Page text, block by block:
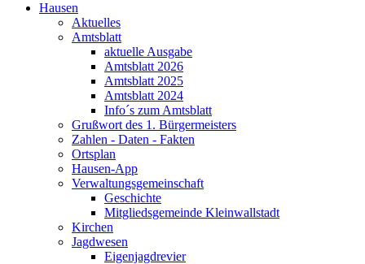
Hausen
Aktuelles
Amtsblatt
aktuelle Ausgabe
Amtsblatt 2026
Amtsblatt 2025
Amtsblatt 2024
Info´s zum Amtsblatt
Grußwort des 1. Bürgermeisters
Zahlen - Daten - Fakten
Ortsplan
Hausen-App
Verwaltungsgemeinschaft
Geschichte
Mitgliedsgemeinde Kleinwallstadt
Kirchen
Jagdwesen
Eigenjagdrevier